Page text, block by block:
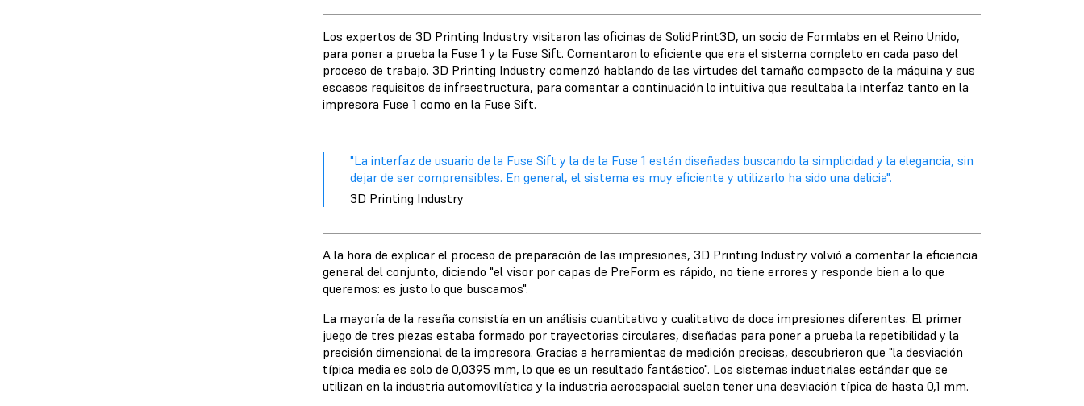
Los expertos de 3D Printing Industry visitaron las oficinas de SolidPrint3D, un socio de Formlabs en el Reino Unido,
para poner a prueba la Fuse 1 y la Fuse Sift. Comentaron lo eficiente que era el sistema completo en cada paso del
proceso de trabajo. 3D Printing Industry comenzó hablando de las virtudes del tamaño compacto de la máquina y sus
escasos requisitos de infraestructura, para comentar a continuación lo intuitiva que resultaba la interfaz tanto en la
impresora Fuse 1 como en la Fuse Sift.
"La interfaz de usuario de la Fuse Sift y la de la Fuse 1 están diseñadas buscando la simplicidad y la elegancia, sin
dejar de ser comprensibles. En general, el sistema es muy eficiente y utilizarlo ha sido una delicia".
3D Printing Industry
A la hora de explicar el proceso de preparación de las impresiones, 3D Printing Industry volvió a comentar la eficiencia
general del conjunto, diciendo "el visor por capas de PreForm es rápido, no tiene errores y responde bien a lo que
queremos: es justo lo que buscamos".
La mayoría de la reseña consistía en un análisis cuantitativo y cualitativo de doce impresiones diferentes. El primer
juego de tres piezas estaba formado por trayectorias circulares, diseñadas para poner a prueba la repetibilidad y la
precisión dimensional de la impresora. Gracias a herramientas de medición precisas, descubrieron que "la desviación
típica media es solo de 0,0395 mm, lo que es un resultado fantástico". Los sistemas industriales estándar que se
utilizan en la industria automovilística y la industria aeroespacial suelen tener una desviación típica de hasta 0,1 mm.